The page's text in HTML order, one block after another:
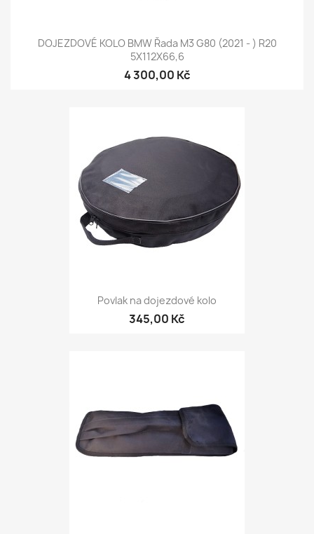
DOJEZDOVÉ KOLO BMW Řada M3 G80 (2021 - ) R20
5X112X66,6
4 300,00 Kč
Povlak na dojezdové kolo
345,00 Kč